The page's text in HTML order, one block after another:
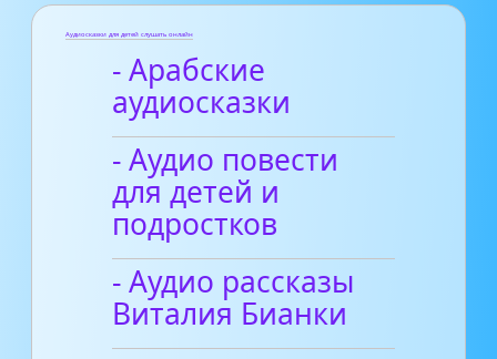
Аудиосказки для детей слушать онлайн
- Арабские
аудиосказки
- Аудио повести
для детей и
подростков
- Аудио рассказы
Виталия Бианки